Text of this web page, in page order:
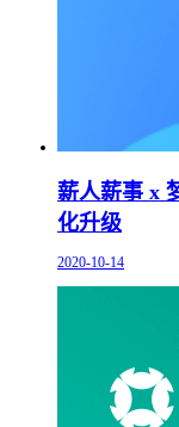
薪人薪事 x
化升级
2020-10-14